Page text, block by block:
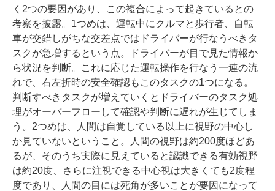
く2つの要因があり、この複合によって起きているとの
考察を披露。1つめは、運転中にクルマと歩行者、自転
車が交錯しがちな交差点ではドライバーが行なうべきタ
スクが急増するという点。ドライバーが目で見た情報か
ら状況を判断。これに応じた運転操作を行なう一連の流
れで、右左折時の安全確認もこのタスクの1つになる。
判断すべきタスクが増えていくとドライバーのタスク処
理がオーバーフローして確認や判断に遅れが生じてしま
う。2つめは、人間は自覚している以上に視野の中心し
か見ていないということ。人間の視野は約200度ほどあ
るが、そのうち実際に見えていると認識できる有効視野
は約20度、さらに注視できる中心視は大きくても2度程
度であり、人間の目には死角が多いことが要因になって